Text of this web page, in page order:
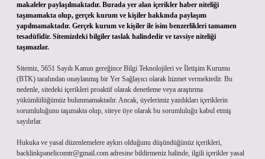
makaleler paylaşılmaktadır. Burada yer alan içerikler haber niteliği
taşımamakta olup, gerçek kurum ve kişiler hakkında paylaşım
yapılmamaktadır. Gerçek kurum ve kişiler ile isim benzerlikleri tamamen
tesadüfidir. Sitemizdeki bilgiler taslak halindedir ve tavsiye niteliği
taşımazlar.
Sitemiz, 5651 Sayılı Kanun gereğince Bilgi Teknolojileri ve İletişim Kurumu
(BTK) tarafından onaylanmış bir Yer Sağlayıcı olarak hizmet vermektedir. Bu
nedenle, sitedeki içerikleri proaktif olarak denetleme veya araştırma
yükümlülüğümüz bulunmamaktadır. Ancak, üyelerimiz yazdıkları içeriklerin
sorumluluğunu taşımakta olup, siteye üye olarak bu sorumluluğu kabul etmiş
sayılırlar.
Hukuka ve yasal düzenlemelere aykırı olduğunu düşündüğünüz içerikleri,
backlinkpanelicomtr@gmail.com adresine bildirmeniz halinde, ilgili içerikler yasal